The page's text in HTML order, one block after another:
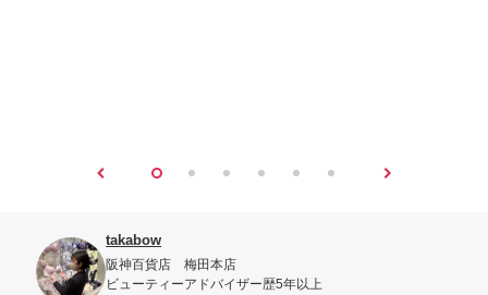
takabow
阪神百貨店 梅田本店
ビューティーアドバイザー歴5年以上